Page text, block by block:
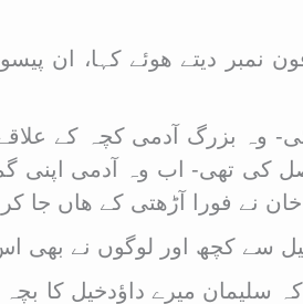
نمبر دیتے ھوئے کہا، ان
بزرگ آدمی کچہ کے علاقے
کی تھی- اب وہ آدمی اپنی
خان نے فورا آڑھتی کے ھاں
سے کچھ اور لوگوں نے
میرے داؤدخیل کا